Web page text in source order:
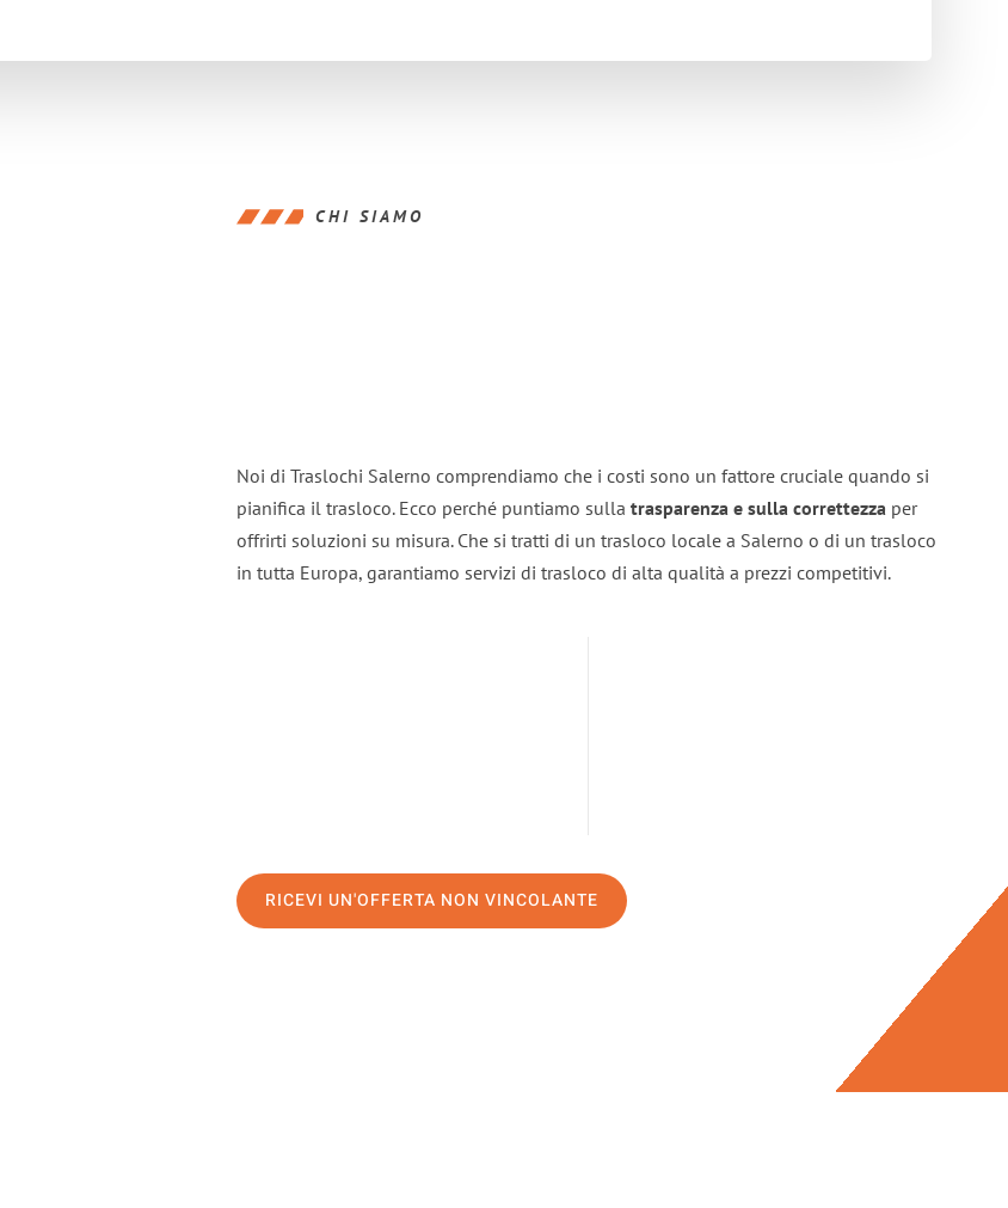
CHI SIAMO
Noi di Traslochi Salerno comprendiamo che i costi sono un fattore cruciale quando si
pianifica il trasloco. Ecco perché puntiamo sulla trasparenza e sulla correttezza per
offrirti soluzioni su misura. Che si tratti di un trasloco locale a Salerno o di un trasloco
in tutta Europa, garantiamo servizi di trasloco di alta qualità a prezzi competitivi.
RICEVI UN'OFFERTA NON VINCOLANTE